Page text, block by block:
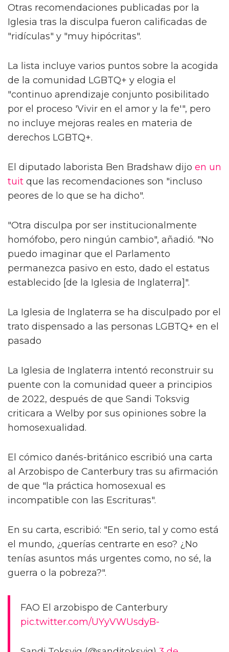
Otras recomendaciones publicadas por la
Iglesia tras la disculpa fueron calificadas de
"ridículas" y "muy hipócritas".
La lista incluye varios puntos sobre la acogida
de la comunidad LGBTQ+ y elogia el
"continuo aprendizaje conjunto posibilitado
por el proceso 'Vivir en el amor y la fe'", pero
no incluye mejoras reales en materia de
derechos LGBTQ+.
El diputado laborista Ben Bradshaw dijo en un
tuit que las recomendaciones son "incluso
peores de lo que se ha dicho".
"Otra disculpa por ser institucionalmente
homófobo, pero ningún cambio", añadió. "No
puedo imaginar que el Parlamento
permanezca pasivo en esto, dado el estatus
establecido [de la Iglesia de Inglaterra]".
La Iglesia de Inglaterra se ha disculpado por el
trato dispensado a las personas LGBTQ+ en el
pasado
La Iglesia de Inglaterra intentó reconstruir su
puente con la comunidad queer a principios
de 2022, después de que Sandi Toksvig
criticara a Welby por sus opiniones sobre la
homosexualidad.
El cómico danés-británico escribió una carta
al Arzobispo de Canterbury tras su afirmación
de que "la práctica homosexual es
incompatible con las Escrituras".
En su carta, escribió: "En serio, tal y como está
el mundo, ¿querías centrarte en eso? ¿No
tenías asuntos más urgentes como, no sé, la
guerra o la pobreza?".
FAO El arzobispo de Canterbury
pic.twitter.com/UYyVWUsdyB-